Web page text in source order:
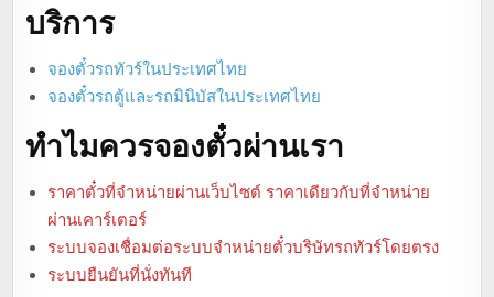
บริการ
จองตั๋วรถทัวร์ในประเทศไทย
จองตั๋วรถตู้และรถมินิบัสในประเทศไทย
ทำไมควรจองตั๋วผ่านเรา
ราคาตั๋วที่จำหน่ายผ่านเว็บไซต์ ราคาเดียวกับที่จำหน่าย
ผ่านเคาร์เตอร์
ระบบจองเชื่อมต่อระบบจำหน่ายตั๋วบริษัทรถทัวร์โดยตรง
ระบบยืนยันที่นั่งทันที